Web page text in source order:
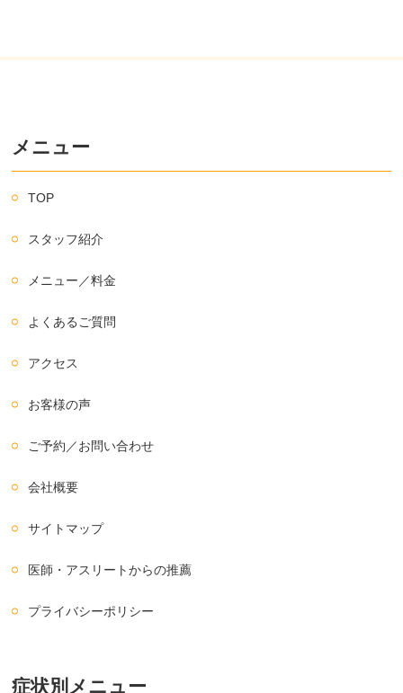
メニュー
TOP
スタッフ紹介
メニュー／料金
よくあるご質問
アクセス
お客様の声
ご予約／お問い合わせ
会社概要
サイトマップ
医師・アスリートからの推薦
プライバシーポリシー
症状別メニュー